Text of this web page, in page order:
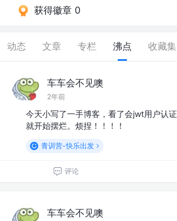
获得徽章 0
动态 文章 专栏 沸点 收藏集
车车会不见噢
2年前
今天小写了一手博客，看了会jwt用户认
就开始摆烂。烦捏！！！！
青训营-快乐出发
评论
车车会不见噢